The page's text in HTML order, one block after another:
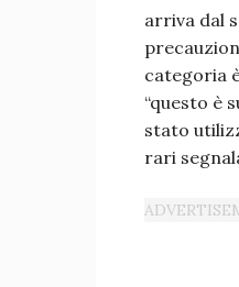
arriva dal
categoria
“questo è
stato
rari